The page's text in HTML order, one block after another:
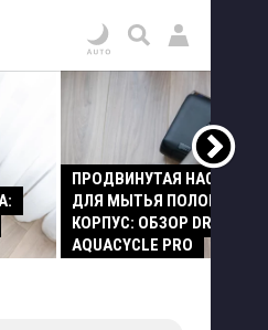
ПРОДВИНУТАЯ НАСАДКА
ДЛЯ МЫТЬЯ ПОЛОВ И
КОРПУС: ОБЗОР DREAME
AQUACYCLE PRO